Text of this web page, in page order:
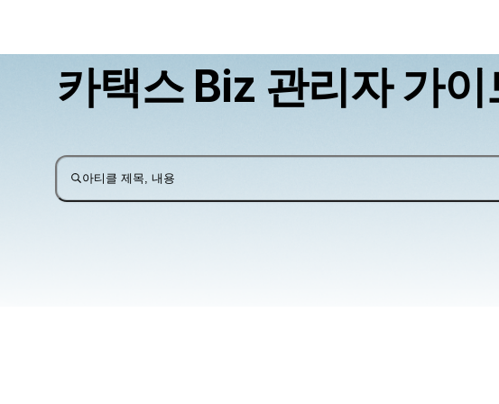
카택스 Biz 관리자 가이
아티클 제목, 내용